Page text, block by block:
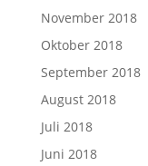
November 2018
Oktober 2018
September 2018
August 2018
Juli 2018
Juni 2018